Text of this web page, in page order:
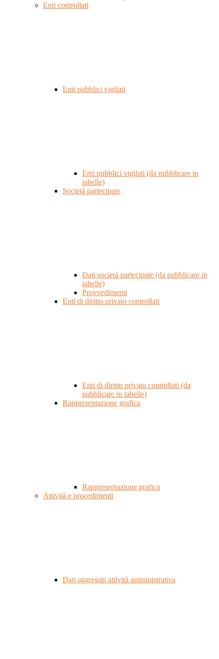
Enti controllati
Enti pubblici vigilati
Enti pubblici vigilati (da pubblicare in
tabelle)
Società partecipate
Dati società partecipate (da pubblicare in
tabelle)
Provvedimenti
Enti di diritto privato controllati
Enti di diritto privato controllati (da
pubblicare in tabelle)
Rappresentazione grafica
Rappresentazione grafica
Attività e procedimenti
Dati aggregati attività amministrativa